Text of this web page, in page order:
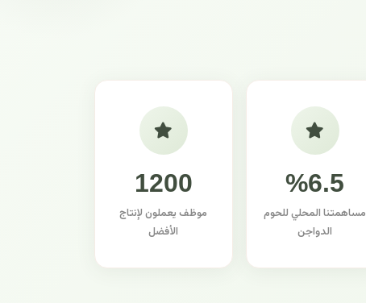
%6.5
مساهمتنا المحلي للحوم
الدواجن
1200
موظف يعملون لإنتاج
الأفضل